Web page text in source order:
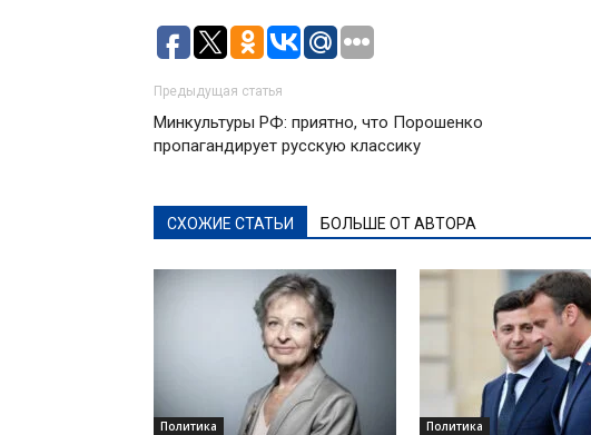
Предыдущая статья
Минкультуры РФ: приятно, что Порошенко
пропагандирует русскую классику
СХОЖИЕ СТАТЬИ БОЛЬШЕ ОТ АВТОРА
Политика Политика